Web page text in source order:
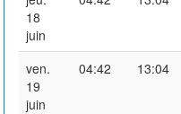
18
juin
ven.
19
juin
04:42 13:04